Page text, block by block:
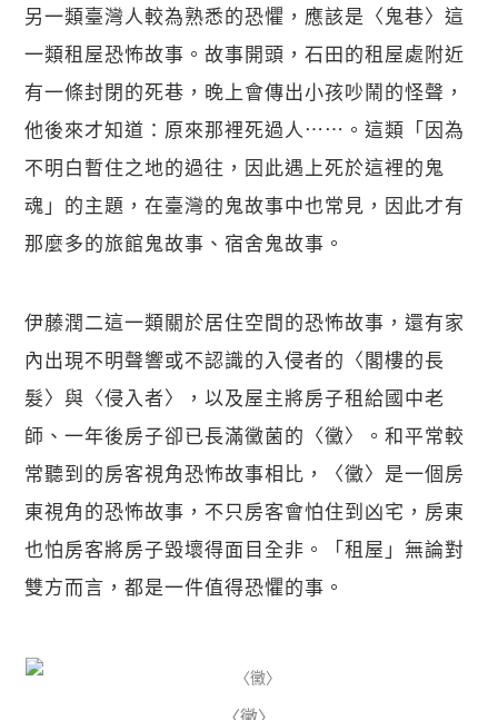
另一類臺灣人較為熟悉的恐懼，應該是〈鬼巷〉這
一類租屋恐怖故事。故事開頭，石田的租屋處附近
有一條封閉的死巷，晚上會傳出小孩吵鬧的怪聲，
他後來才知道：原來那裡死過人⋯⋯。這類「因為
不明白暫住之地的過往，因此遇上死於這裡的鬼
魂」的主題，在臺灣的鬼故事中也常見，因此才有
那麼多的旅館鬼故事、宿舍鬼故事。
伊藤潤二這一類關於居住空間的恐怖故事，還有家
內出現不明聲響或不認識的入侵者的〈閣樓的長
髮〉與〈侵入者〉，以及屋主將房子租給國中老
師、一年後房子卻已長滿黴菌的〈黴〉。和平常較
常聽到的房客視角恐怖故事相比，〈黴〉是一個房
東視角的恐怖故事，不只房客會怕住到凶宅，房東
也怕房客將房子毀壞得面目全非。「租屋」無論對
雙方而言，都是一件值得恐懼的事。